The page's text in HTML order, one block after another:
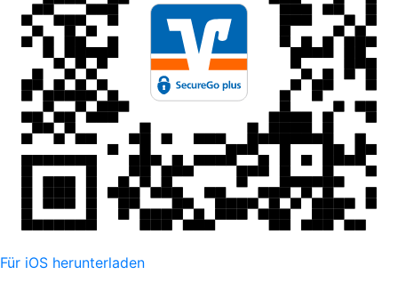
Für iOS herunterladen